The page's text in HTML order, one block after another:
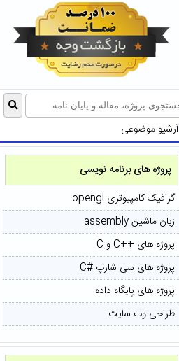
آرشیو موضوعی
پروژه های برنامه نویسی
گرافیک کامپیوتری opengl
زبان ماشین assembly
پروژه های ++C و C
پروژه های سی شارپ #C
پروژه های پایگاه داده
طراحی وب سایت